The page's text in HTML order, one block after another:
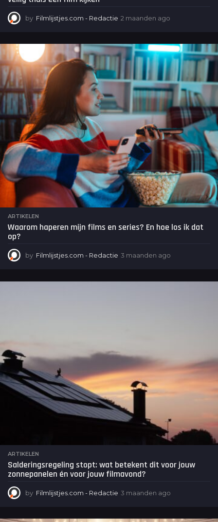
by Filmlijstjes.com - Redactie 2 maanden ago
a
n
d
n
a
g
ARTIKELEN
Waarom haperen mijn films en series? En hoe los ik dat
op?
by Filmlijstjes.com - Redactie 3 maanden ago
a
ARTIKELEN
Salderingsregeling stopt: wat betekent dit voor jouw
zonnepanelen én voor jouw filmavond?
by Filmlijstjes.com - Redactie 3 maanden ago
a